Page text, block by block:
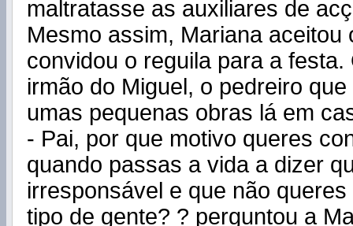
maltratasse as auxiliares de
Mesmo assim, Mariana aceitou
convidou o reguila para a festa.
irmão do Miguel, o pedreiro
umas pequenas obras lá em
- Pai, por que motivo queres
quando passas a vida a dizer
irresponsável e que não
tipo de gente? ? perguntou a